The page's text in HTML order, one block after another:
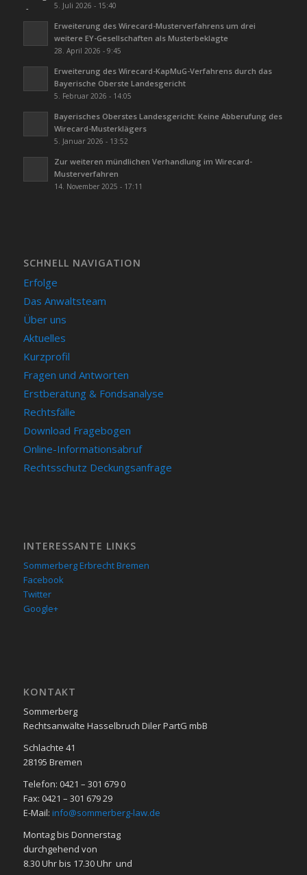
5. Juli 2026 - 15:40
Erweiterung des Wirecard-Musterverfahrens um drei
weitere EY-Gesellschaften als Musterbeklagte
28. April 2026 - 9:45
Erweiterung des Wirecard-KapMuG-Verfahrens durch das
Bayerische Oberste Landesgericht
5. Februar 2026 - 14:05
Bayerisches Oberstes Landesgericht: Keine Abberufung des
Wirecard-Musterklägers
5. Januar 2026 - 13:52
Zur weiteren mündlichen Verhandlung im Wirecard-
Musterverfahren
14. November 2025 - 17:11
SCHNELL NAVIGATION
Erfolge
Das Anwaltsteam
Über uns
Aktuelles
Kurzprofil
Fragen und Antworten
Erstberatung & Fondsanalyse
Rechtsfälle
Download Fragebogen
Online-Informationsabruf
Rechtsschutz Deckungsanfrage
INTERESSANTE LINKS
Sommerberg Erbrecht Bremen
Facebook
Twitter
Google+
KON­TAKT
Sommerberg
Rechtsanwälte Hasselbruch Diler PartG mbB
Schlachte 41
28195 Bre­men
Telefon: 0421 – 301 679 0
Fax: 0421 – 301 679 29
E-Mail: info@sommerberg-law.de
Mon­tag bis Don­ners­tag
durch­ge­hend von
8.30 Uhr bis 17.30 Uhr und